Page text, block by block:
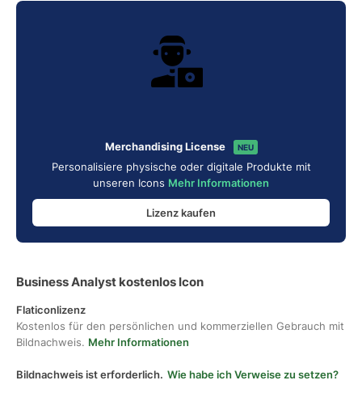
Merchandising License NEU
Personalisiere physische oder digitale Produkte mit
unseren Icons Mehr Informationen
Lizenz kaufen
Business Analyst kostenlos Icon
Flaticonlizenz
Kostenlos für den persönlichen und kommerziellen Gebrauch mit
Bildnachweis. Mehr Informationen
Bildnachweis ist erforderlich. Wie habe ich Verweise zu setzen?